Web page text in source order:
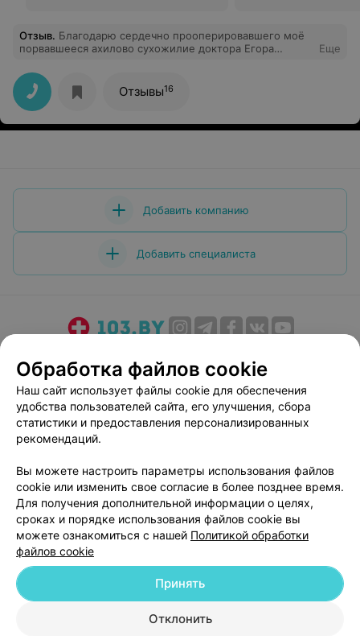
Отзыв. Благодарю сердечно прооперировавшего моё
порвавшееся ахилово сухожилие доктора Егора
неравнодушие! Спасибо Вам, доктор и Вашему
помошнику Максиму Александровичу! Спасибо всем
кто нас ремонтирует, ухаживает и помогает! Будьте
здравы и Богом хранимы! С профессиональным
праздником! Силы духа, благодарных пациентов,
Еще
Отзывы16
Добавить компанию
Добавить специалиста
Медицинский маркетинг
Публичный договор
Пользовательское соглашение
Способы оплаты
Вакансии
Партнеры
Написать руководителю 103.by
Персональные настройки cookie
Обработка персональных данных
© 2026 ООО «Артокс Лаб», УНП 191700409| 220012, Республика Беларусь,
Обработка файлов cookie
Наш сайт использует файлы cookie для обеспечения
удобства пользователей сайта, его улучшения, сбора
статистики и предоставления персонализированных
рекомендаций.
Вы можете настроить параметры использования файлов
cookie или изменить свое согласие в более позднее время.
Для получения дополнительной информации о целях,
сроках и порядке использования файлов cookie вы
можете ознакомиться с нашей Политикой обработки
файлов cookie
Отклонить
Принять